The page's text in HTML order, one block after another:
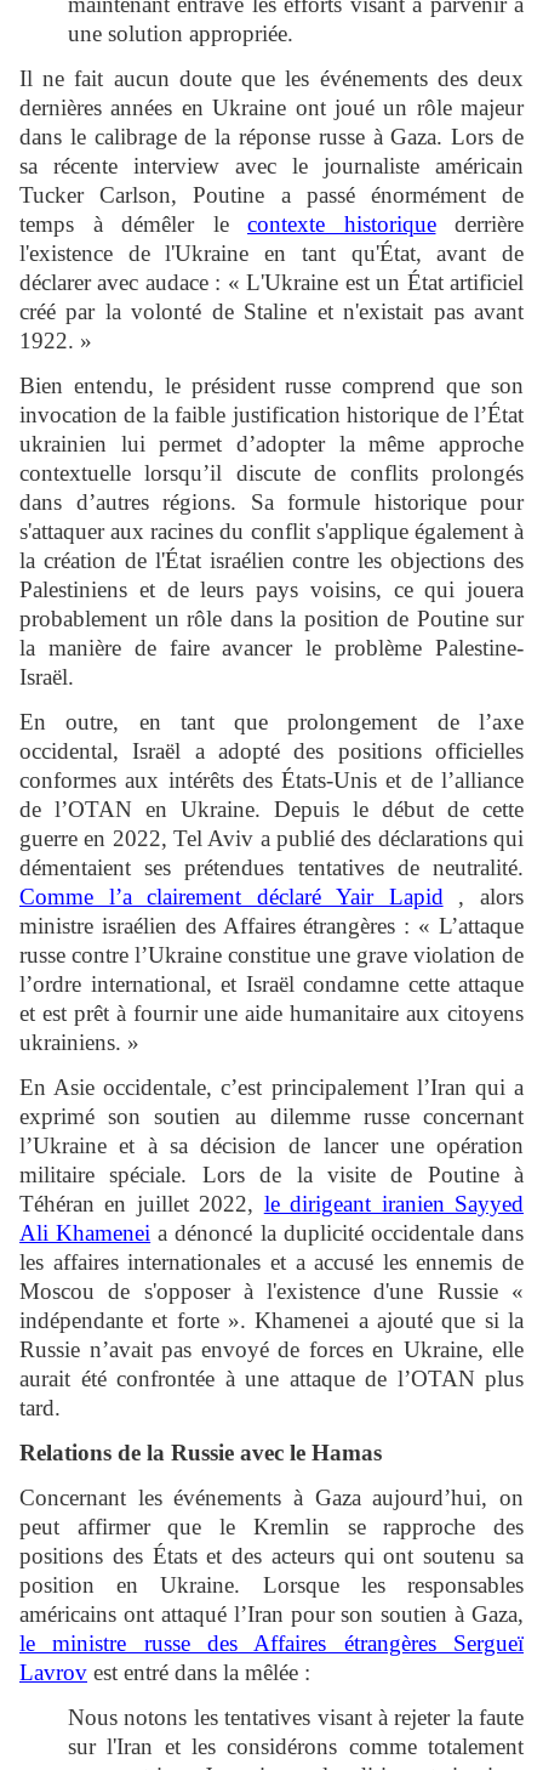
une solution appropriée.
Il ne fait aucun doute que les événements des deux
dernières années en Ukraine ont joué un rôle majeur
dans le calibrage de la réponse russe à Gaza. Lors de
sa récente interview avec le journaliste américain
Tucker Carlson, Poutine a passé énormément de
temps à démêler le contexte historiquederrière
l'existence de l'Ukraine en tant qu'État, avant de
déclarer avec audace : « L'Ukraine est un État artificiel
créé par la volonté de Staline et n'existait pas avant
1922. »
Bien entendu, le président russe comprend que son
invocation de la faible justification historique de l’État
ukrainien lui permet d’adopter la même approche
contextuelle lorsqu’il discute de conflits prolongés
dans d’autres régions. Sa formule historique pour
s'attaquer aux racines du conflit s'applique également à
la création de l'État israélien contre les objections des
Palestiniens et de leurs pays voisins, ce qui jouera
probablement un rôle dans la position de Poutine sur
la manière de faire avancer le problème Palestine-
Israël.
En outre, en tant que prolongement de l’axe
occidental, Israël a adopté des positions officielles
conformes aux intérêts des États-Unis et de l’alliance
de l’OTAN en Ukraine. Depuis le début de cette
guerre en 2022, Tel Aviv a publié des déclarations qui
démentaient ses prétendues tentatives de neutralité.
Comme l’a clairement déclaré Yair Lapid , alors
ministre israélien des Affaires étrangères : « L’attaque
russe contre l’Ukraine constitue une grave violation de
l’ordre international, et Israël condamne cette attaque
et est prêt à fournir une aide humanitaire aux citoyens
ukrainiens. »
En Asie occidentale, c’est principalement l’Iran qui a
exprimé son soutien au dilemme russe concernant
l’Ukraine et à sa décision de lancer une opération
militaire spéciale. Lors de la visite de Poutine à
Téhéran en juillet 2022, le dirigeant iranien Sayyed
Ali Khamenei a dénoncé la duplicité occidentale dans
les affaires internationales et a accusé les ennemis de
Moscou de s'opposer à l'existence d'une Russie «
indépendante et forte ». Khamenei a ajouté que si la
Russie n’avait pas envoyé de forces en Ukraine, elle
aurait été confrontée à une attaque de l’OTAN plus
tard.
Relations de la Russie avec le Hamas
Concernant les événements à Gaza aujourd’hui, on
peut affirmer que le Kremlin se rapproche des
positions des États et des acteurs qui ont soutenu sa
position en Ukraine. Lorsque les responsables
américains ont attaqué l’Iran pour son soutien à Gaza,
le ministre russe des Affaires étrangères Sergueï
Lavrov est entré dans la mêlée :
Nous notons les tentatives visant à rejeter la faute
sur l'Iran et les considérons comme totalement